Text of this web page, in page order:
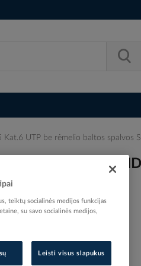
UTP be rėmelio baltos spalvos
Suno - LEGRAND
721153
teiktų socialinės medijos funkcijas
su savo socialinės medijos,
Leisti visus slapukus